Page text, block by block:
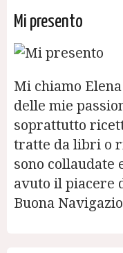
Mi presento
Mi chiamo
delle mie
soprattutto
tratte da libri o
sono collaudate
avuto il piacere
Buona